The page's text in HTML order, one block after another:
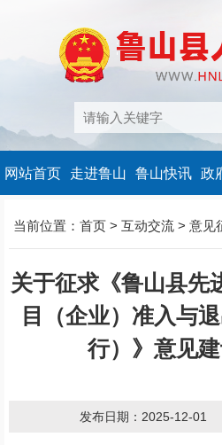
网站首页 走进鲁山 鲁山快讯 政
当前位置： 首页 > 互动交流 > 意见
关于征求《鲁山县先
目（企业）准入与
行）》意见
发布日期：2025-12-01